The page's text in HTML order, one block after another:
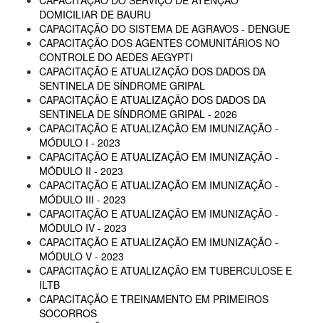
DOMICILIAR DE BAURU
CAPACITAÇÃO DO SISTEMA DE AGRAVOS - DENGUE
CAPACITAÇÃO DOS AGENTES COMUNITÁRIOS NO
CONTROLE DO AEDES AEGYPTI
CAPACITAÇÃO E ATUALIZAÇÃO DOS DADOS DA
SENTINELA DE SÍNDROME GRIPAL
CAPACITAÇÃO E ATUALIZAÇÃO DOS DADOS DA
SENTINELA DE SÍNDROME GRIPAL - 2026
CAPACITAÇÃO E ATUALIZAÇÃO EM IMUNIZAÇÃO -
MÓDULO I - 2023
CAPACITAÇÃO E ATUALIZAÇÃO EM IMUNIZAÇÃO -
MÓDULO II - 2023
CAPACITAÇÃO E ATUALIZAÇÃO EM IMUNIZAÇÃO -
MÓDULO III - 2023
CAPACITAÇÃO E ATUALIZAÇÃO EM IMUNIZAÇÃO -
MÓDULO IV - 2023
CAPACITAÇÃO E ATUALIZAÇÃO EM IMUNIZAÇÃO -
MÓDULO V - 2023
CAPACITAÇÃO E ATUALIZAÇÃO EM TUBERCULOSE E
ILTB
CAPACITAÇÃO E TREINAMENTO EM PRIMEIROS
SOCORROS